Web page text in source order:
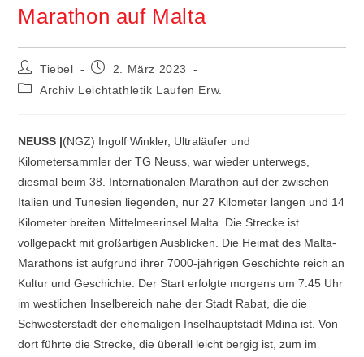
Marathon auf Malta
Beitrags-
Autor:
Tiebel
Beitrag2. März 2023
Beitrags-
Archiv Leichtathletik Laufen Erw.
NEUSS |(NGZ) Ingolf Winkler, Ultraläufer und
Kilometersammler der TG Neuss, war wieder unterwegs,
diesmal beim 38. Internationalen Marathon auf der zwischen
Italien und Tunesien liegenden, nur 27 Kilometer langen und 14
Kilometer breiten Mittelmeerinsel Malta. Die Strecke ist
vollgepackt mit großartigen Ausblicken. Die Heimat des Malta-
Marathons ist aufgrund ihrer 7000-jährigen Geschichte reich an
Kultur und Geschichte. Der Start erfolgte morgens um 7.45 Uhr
im westlichen Inselbereich nahe der Stadt Rabat, die die
Schwesterstadt der ehemaligen Inselhauptstadt Mdina ist. Von
dort führte die Strecke, die überall leicht bergig ist, zum im